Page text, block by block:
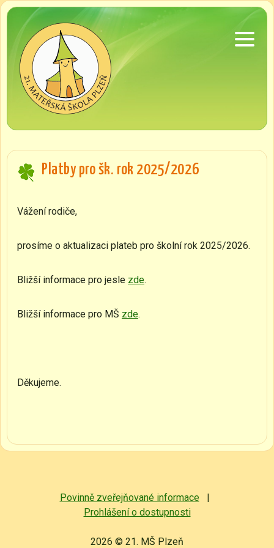
Platby pro šk. rok 2025/2026
Vážení rodiče,
prosíme o aktualizaci plateb pro školní rok 2025/2026.
Bližší informace pro jesle zde.
Bližší informace pro MŠ zde.
Děkujeme.
Povinně zveřejňované informace|
Prohlášení o dostupnosti
2026 © 21. MŠ Plzeň